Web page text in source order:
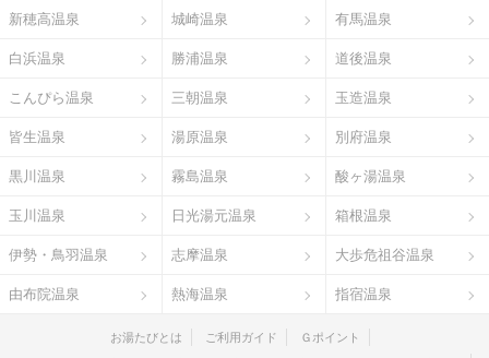
新穂高温泉 城崎温泉 有馬温泉
白浜温泉 勝浦温泉 道後温泉
こんぴら温泉 三朝温泉 玉造温泉
皆生温泉 湯原温泉 別府温泉
黒川温泉 霧島温泉 酸ヶ湯温泉
玉川温泉 日光湯元温泉 箱根温泉
伊勢・鳥羽温泉 志摩温泉 大歩危祖谷温泉
由布院温泉 熱海温泉 指宿温泉
お湯たびとは ご利用ガイド Ｇポイント